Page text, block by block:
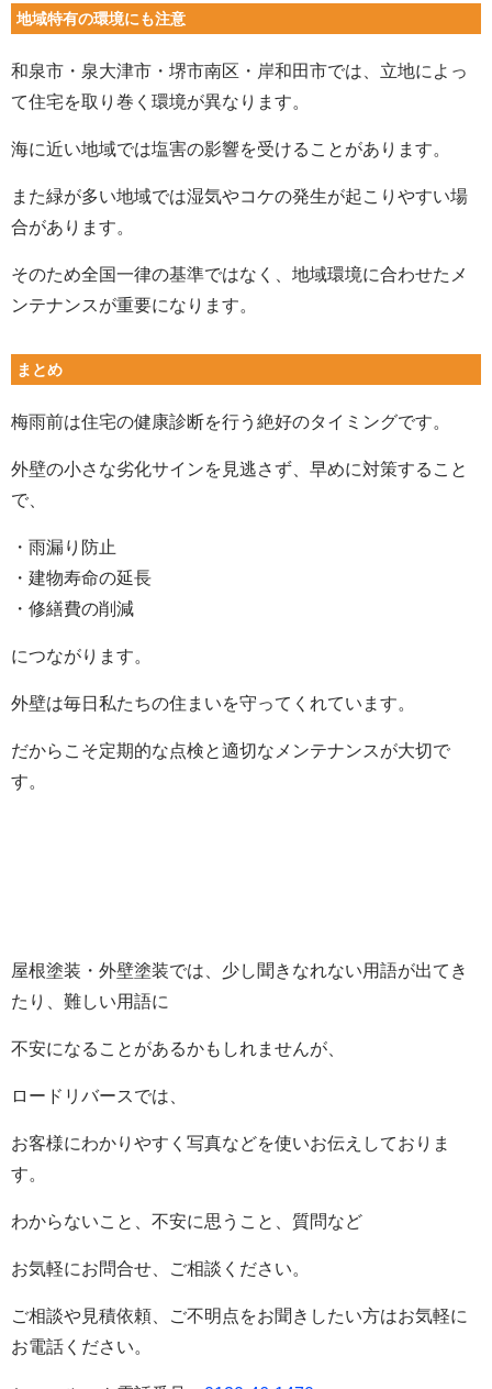
地域特有の環境にも注意
和泉市・泉大津市・堺市南区・岸和田市では、立地によっ
て住宅を取り巻く環境が異なります。
海に近い地域では塩害の影響を受けることがあります。
また緑が多い地域では湿気やコケの発生が起こりやすい場
合があります。
そのため全国一律の基準ではなく、地域環境に合わせたメ
ンテナンスが重要になります。
まとめ
梅雨前は住宅の健康診断を行う絶好のタイミングです。
外壁の小さな劣化サインを見逃さず、早めに対策すること
で、
・雨漏り防止
・建物寿命の延長
・修繕費の削減
につながります。
外壁は毎日私たちの住まいを守ってくれています。
だからこそ定期的な点検と適切なメンテナンスが大切で
す。
屋根塗装・外壁塗装では、少し聞きなれない用語が出てき
たり、難しい用語に
不安になることがあるかもしれませんが、
ロードリバースでは、
お客様にわかりやすく写真などを使いお伝えしておりま
す。
わからないこと、不安に思うこと、質問など
お気軽にお問合せ、ご相談ください。
ご相談や見積依頼、ご不明点をお聞きしたい方はお気軽に
お電話ください。